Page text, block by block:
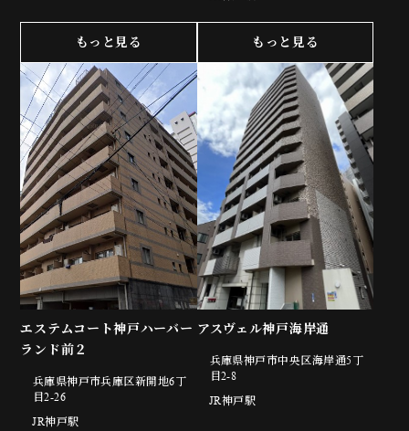
もっと見る もっと見る
エステムコート神戸ハーバー
ランド前２
兵庫県神戸市兵庫区新開地6丁
目2-26
JR神戸駅
アスヴェル神戸海岸通
兵庫県神戸市中央区海岸通5丁
目2-8
JR神戸駅